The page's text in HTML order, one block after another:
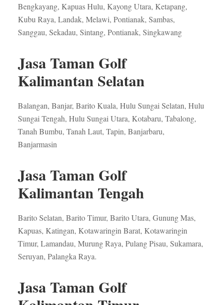
Bengkayang, Kapuas Hulu, Kayong Utara, Ketapang,
Kubu Raya, Landak, Melawi, Pontianak, Sambas,
Sanggau, Sekadau, Sintang, Pontianak, Singkawang
Jasa Taman Golf
Kalimantan Selatan
Balangan, Banjar, Barito Kuala, Hulu Sungai Selatan, Hulu
Sungai Tengah, Hulu Sungai Utara, Kotabaru, Tabalong,
Tanah Bumbu, Tanah Laut, Tapin, Banjarbaru,
Banjarmasin
Jasa Taman Golf
Kalimantan Tengah
Barito Selatan, Barito Timur, Barito Utara, Gunung Mas,
Kapuas, Katingan, Kotawaringin Barat, Kotawaringin
Timur, Lamandau, Murung Raya, Pulang Pisau, Sukamara,
Seruyan, Palangka Raya.
Jasa Taman Golf